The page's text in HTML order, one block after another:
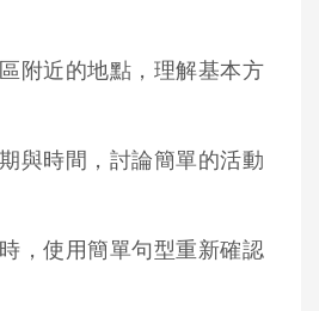
附近的地點，理解基本方
與時間，討論簡單的活動
，使用簡單句型重新確認